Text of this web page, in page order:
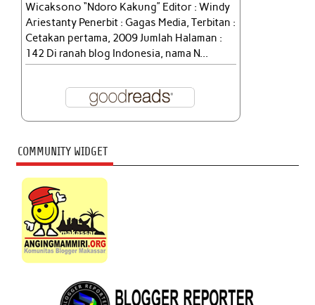
Wicaksono “Ndoro Kakung” Editor : Windy
Ariestanty Penerbit : Gagas Media, Terbitan :
Cetakan pertama, 2009 Jumlah Halaman :
142 Di ranah blog Indonesia, nama N...
COMMUNITY WIDGET